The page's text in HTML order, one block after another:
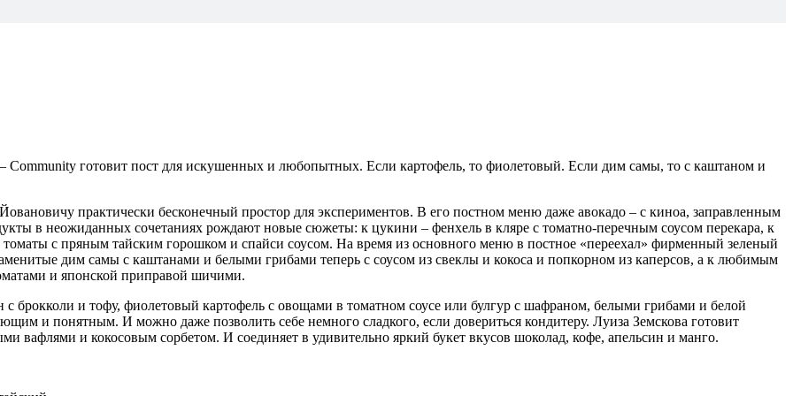
Community готовит пост для искушенных и любопытных. Если картофель, то фиолетовый. Если дим самы, то с каштаном и
практически бесконечный простор для экспериментов. В его постном меню даже авокадо – с киноа, заправленным
в неожиданных сочетаниях рождают новые сюжеты: к цукини – фенхель в кляре с томатно-перечным соусом перекара, к
с пряным тайским горошком и спайси соусом. На время из основного меню в постное «переехал» фирменный зеленый
дим самы с каштанами и белыми грибами теперь с соусом из свеклы и кокоса и попкорном из каперсов, а к любимым
и японской приправой шичими.
брокколи и тофу, фиолетовый картофель с овощами в томатном соусе или булгур с шафраном, белыми грибами и белой
и понятным. И можно даже позволить себе немного сладкого, если довериться кондитеру. Луиза Земскова готовит
вафлями и кокосовым сорбетом. И соединяет в удивительно яркий букет вкусов шоколад, кофе, апельсин и манго.